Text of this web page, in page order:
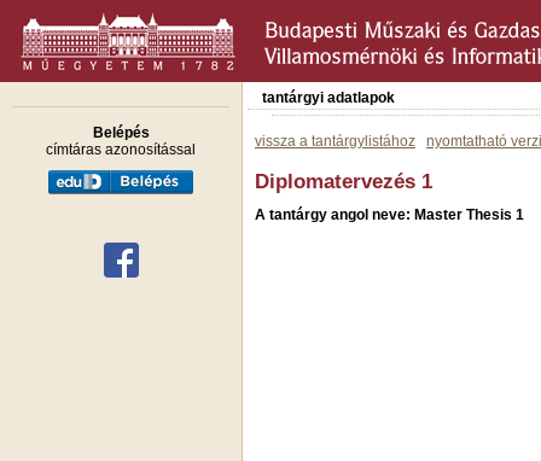
Belépés
címtáras azonosítással
tantárgyi adatlapok
vissza a tantárgylistához nyomtatható
Diplomatervezés 1
A tantárgy angol neve: Master Thesis 1